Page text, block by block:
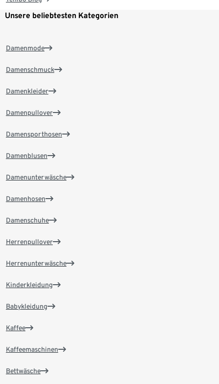
Unsere beliebtesten Kategorien
Damenmode
Damenschmuck
Damenkleider
Damenpullover
Damensporthosen
Damenblusen
Damenunterwäsche
Damenhosen
Damenschuhe
Herrenpullover
Herrenunterwäsche
Kinderkleidung
Babykleidung
Kaffee
Kaffeemaschinen
Bettwäsche